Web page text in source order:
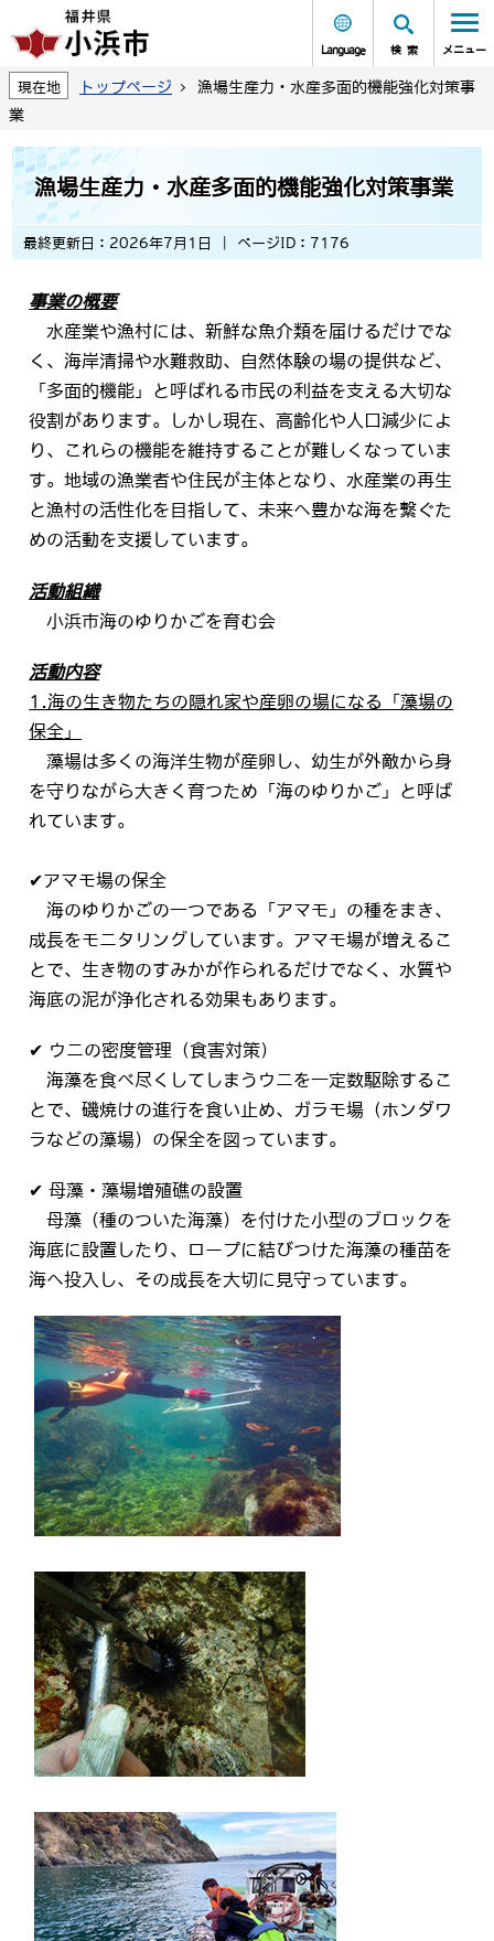
Language 検索 メニュー
現在地 トップページ
漁場生産力・水産多面的機能強化対策事
業
漁場生産力・水産多面的機能強化対策事業
最終更新日：2026年7月1日 ページID：7176
事業の概要
水産業や漁村には、新鮮な魚介類を届けるだけでな
く、海岸清掃や水難救助、自然体験の場の提供など、
「多面的機能」と呼ばれる市民の利益を支える大切な
役割があります。しかし現在、高齢化や人口減少によ
り、これらの機能を維持することが難しくなっていま
す。地域の漁業者や住民が主体となり、水産業の再生
と漁村の活性化を目指して、未来へ豊かな海を繋ぐた
めの活動を支援しています。
活動組織
小浜市海のゆりかごを育む会
活動内容
1.海の生き物たちの隠れ家や産卵の場になる「藻場の
保全」
藻場は多くの海洋生物が産卵し、幼生が外敵から身
を守りながら大きく育つため「海のゆりかご」と呼ば
れています。
✔アマモ場の保全
海のゆりかごの一つである「アマモ」の種をまき、
成長をモニタリングしています。アマモ場が増えるこ
とで、生き物のすみかが作られるだけでなく、水質や
海底の泥が浄化される効果もあります。
✔ ウニの密度管理（食害対策）
海藻を食べ尽くしてしまうウニを一定数駆除するこ
とで、磯焼けの進行を食い止め、ガラモ場（ホンダワ
ラなどの藻場）の保全を図っています。
✔ 母藻・藻場増殖礁の設置
母藻（種のついた海藻）を付けた小型のブロックを
海底に設置したり、ロープに結びつけた海藻の種苗を
海へ投入し、その成長を大切に見守っています。